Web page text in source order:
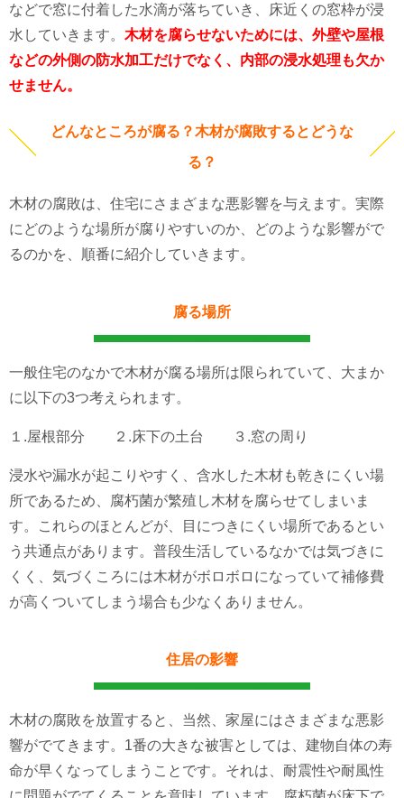
などで窓に付着した水滴が落ちていき、床近くの窓枠が浸
水していきます。 木材を腐らせないためには、外壁や屋根
などの外側の防水加工だけでなく、内部の浸水処理も欠か
せません。
どんなところが腐る？木材が腐敗するとどうな
る？
木材の腐敗は、住宅にさまざまな悪影響を与えます。実際
にどのような場所が腐りやすいのか、どのような影響がで
るのかを、順番に紹介していきます。
腐る場所
一般住宅のなかで木材が腐る場所は限られていて、大まか
に以下の3つ考えられます。
１.屋根部分 ２.床下の土台 ３.窓の周り
浸水や漏水が起こりやすく、含水した木材も乾きにくい場
所であるため、腐朽菌が繁殖し木材を腐らせてしまいま
す。これらのほとんどが、目につきにくい場所であるとい
う共通点があります。普段生活しているなかでは気づきに
くく、気づくころには木材がボロボロになっていて補修費
が高くついてしまう場合も少なくありません。 ​
住居の影響
木材の腐敗を放置すると、当然、家屋にはさまざまな悪影
響がでてきます。1番の大きな被害としては、建物自体の寿
命が早くなってしまうことです。それは、耐震性や耐風性